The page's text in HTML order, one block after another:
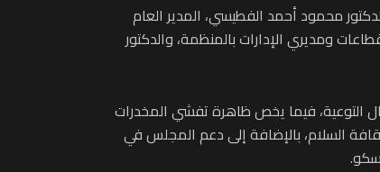
والدكتور محمود أحمد الفطيسي، المدير العام
ومديري الإدارات بالمنظمة، والدكتور
التوعية، فيما يخص ظاهرة تفشي المخدرات
ثقافة السلام، بالإضافة إلى دعم المجلس في